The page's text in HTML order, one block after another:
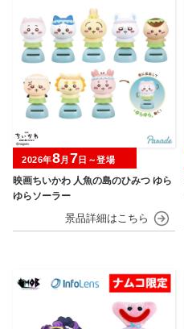
映画ちいかわ 人魚の島のひみつ ゆら
ゆらソーラー
2026年8月 7 日～登場